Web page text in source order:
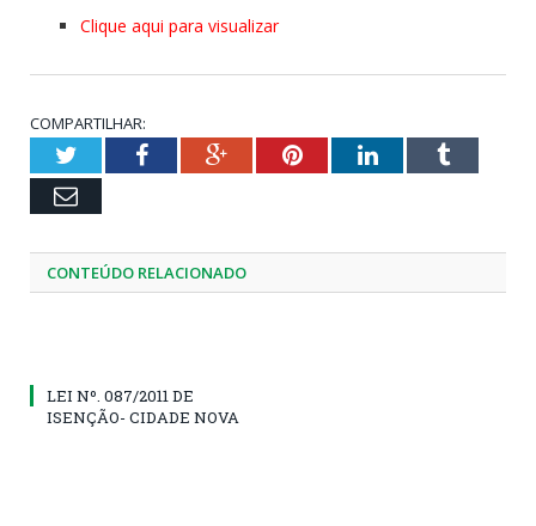
Clique aqui para visualizar
COMPARTILHAR:
TwitterFacebookGoogle+PinterestLinkedInTumblr
Email
CONTEÚDO RELACIONADO
LEI Nº. 087/2011 DE
ISENÇÃO- CIDADE NOVA